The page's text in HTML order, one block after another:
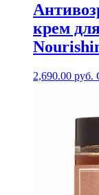
крем
2,690.00 руб.